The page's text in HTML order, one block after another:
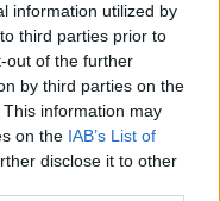
information utilized by
third parties prior to
out of the further
by third parties on the
This information may
on the IAB’s List of
disclose it to other
do motywów
na